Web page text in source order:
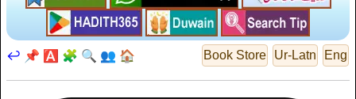
Eng
Ur-Latn
Book Store
🏠
👥
🔍
🧩
🅰️
📌
↩️